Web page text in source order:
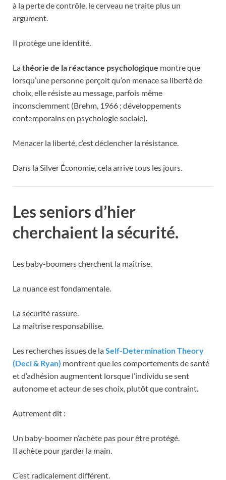
à la perte de contrôle, le cerveau ne traite plus un
argument.
Il protège une identité.
Lathéorie de la réactance psychologique montre que
lorsqu’une personne perçoit qu’on menace sa liberté de
choix, elle résiste au message, parfois même
inconsciemment (Brehm, 1966 ; développements
contemporains en psychologie sociale).
Menacer la liberté, c’est déclencher la résistance.
Dans la Silver Économie, cela arrive tous les jours.
Les seniors d’hier
cherchaient la sécurité.
Les baby-boomers cherchent la maîtrise.
La nuance est fondamentale.
La sécurité rassure.
La maîtrise responsabilise.
Les recherches issues de laSelf-Determination Theory
(Deci & Ryan) montrent que les comportements de santé
et d’adhésion augmentent lorsque l’individu se sent
autonome et acteur de ses choix, plutôt que contraint.
Autrement dit :
Un baby-boomer n’achète pas pour être protégé.
Il achète pour garder la main.
C’est radicalement différent.